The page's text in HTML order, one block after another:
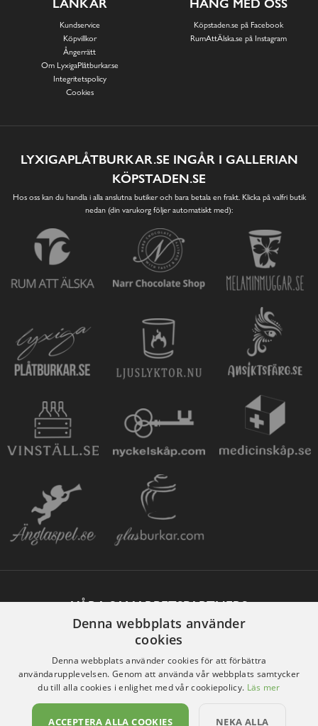
LÄNKAR
Kundservice
Köpvillkor
Ångerrätt
Om LyxigaPlåtburkar.se
Integritetspolicy
Cookies
HÄNG MED OSS
Köpstaden.se på Facebook
RumAttÄlska.se på Instagram
LYXIGAPLÅTBURKAR.SE INGÅR I GALLERIAN
KÖPSTADEN.SE
Hos oss kan du handla i alla anslutna butiker och bara betala en frakt. Klicka på valfri butik
nedan (din varukorg följer automatiskt med):
VÅRA SAMARBETSPARTNERS
Denna webbplats använder
cookies
Denna webbplats använder cookies för att förbättra
användarupplevelsen. Genom att använda vår webbplats samtycker
du till alla cookies i enlighet med vår cookiepolicy. Läs mer
ACCEPTERA ALLA COOKIES NEKA ALLA